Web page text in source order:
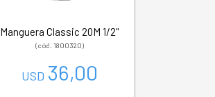
Manguera Classic 20M 1/2"
(cód. 1800320)
USD 36,00